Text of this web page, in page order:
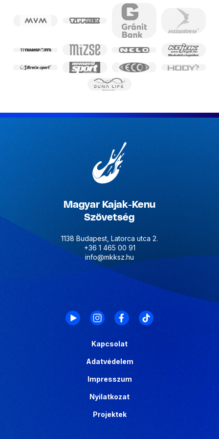
Magyar Kajak-Kenu
Szövetség
1138 Budapest, Latorca utca 2.
+36 1 465 00 91
info@mkksz.hu
Kapcsolat
Adatvédelem
Impresszum
Nyilatkozat
Projektek